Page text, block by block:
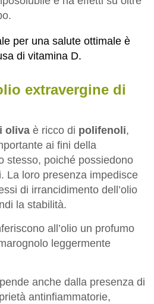
per una salute ottimale è
di vitamina D.
extravergine di
oliva è ricco di polifenoli,
ai fini della
stesso, poiché possiedono
La loro presenza impedisce
di irrancidimento dell’olio
la stabilità.
all’olio un profumo
leggermente
anche dalla presenza di
antinfiammatorie,